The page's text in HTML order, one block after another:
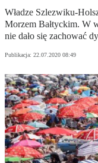
Władze Szlezwiku-
Morzem Bałtyckim. W
nie dało się zachować
Publikacja: 22.07.2020 08:49